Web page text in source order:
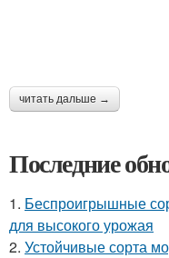
читать дальше →
Последние
1. Беспроигрышные
для высокого урожая
2. Устойчивые сорта